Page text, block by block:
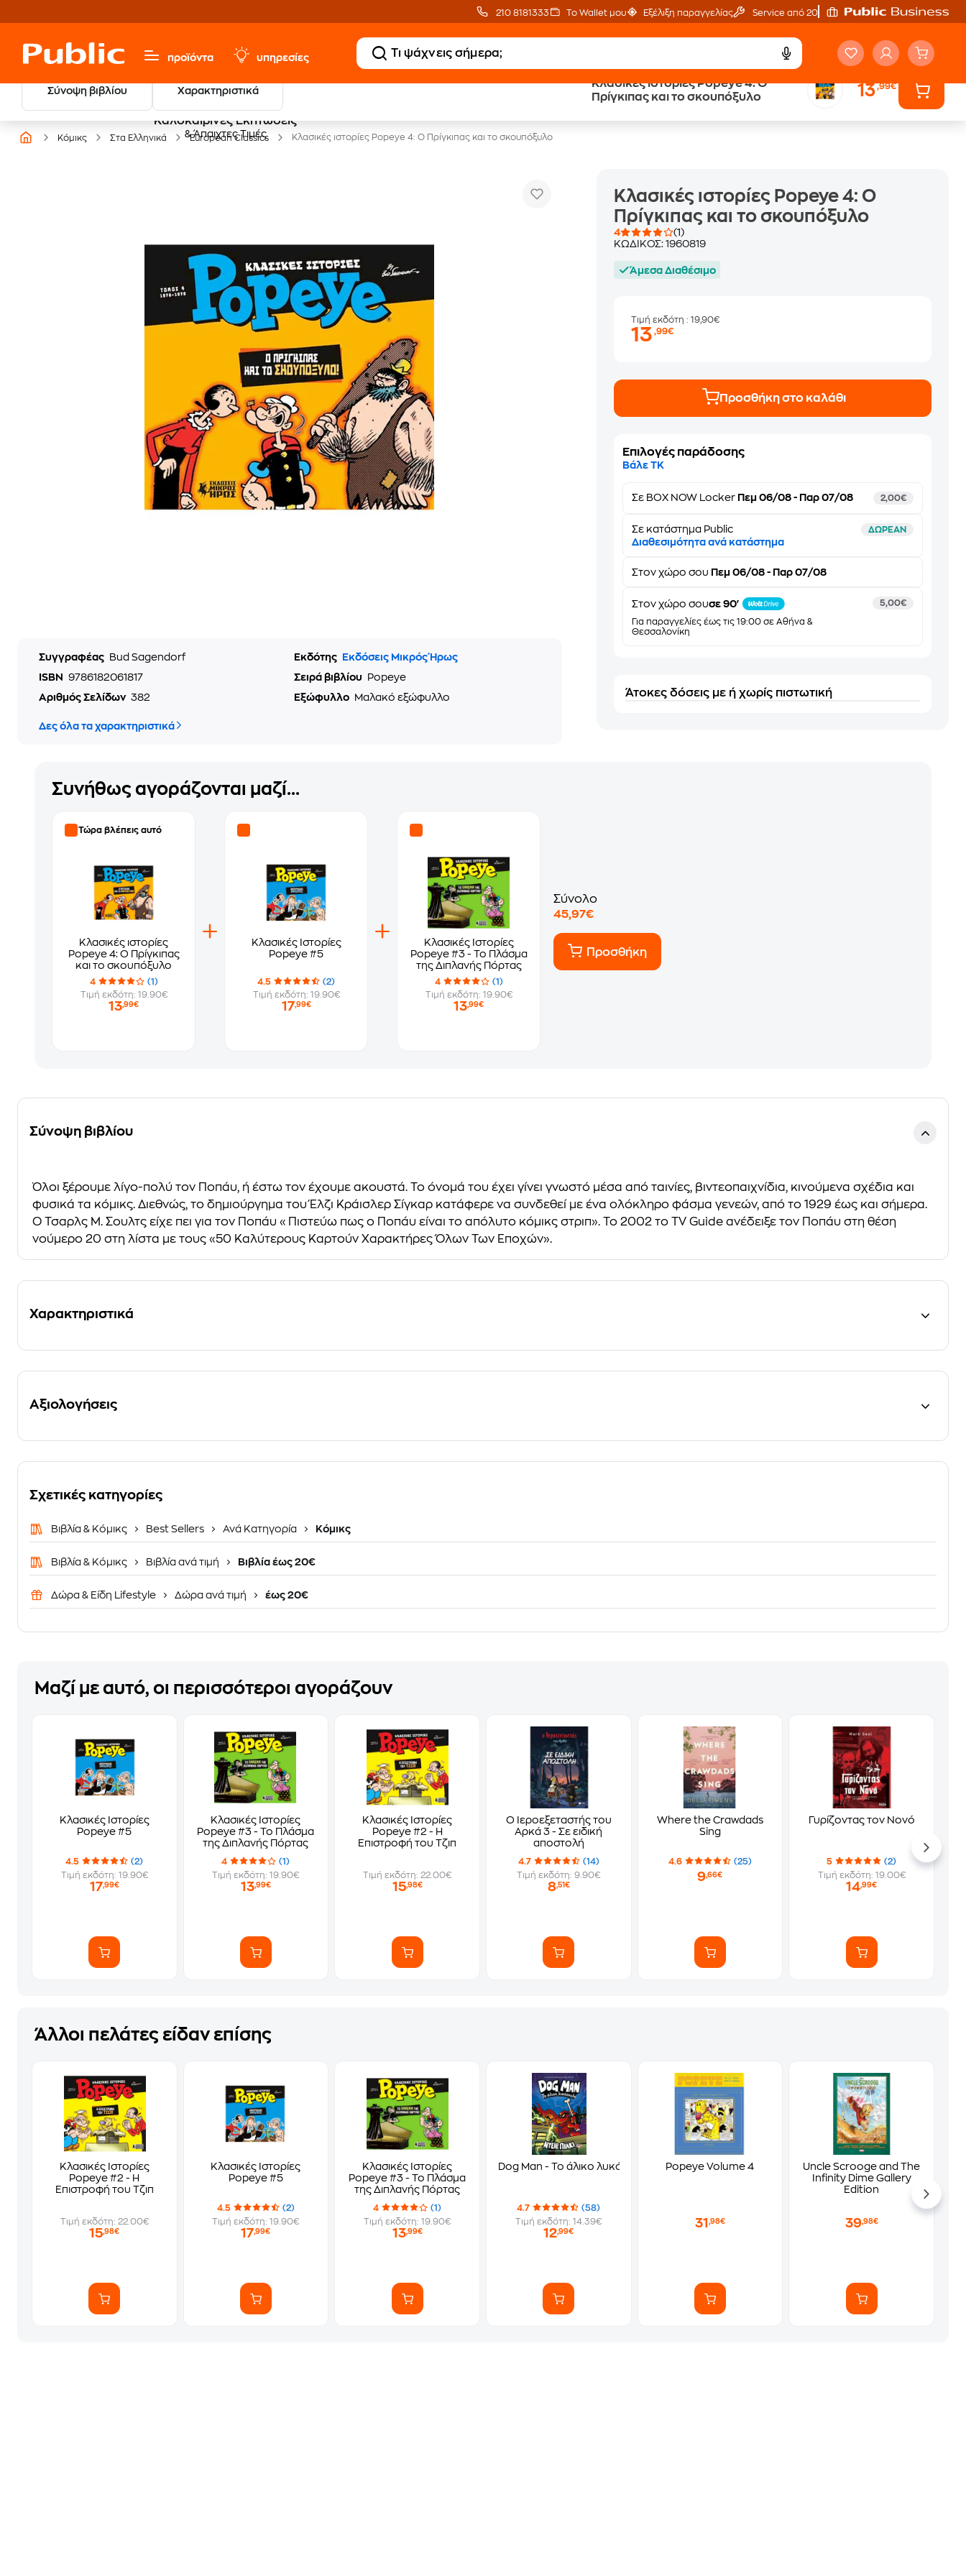
210 8181333 Το Wallet μου Εξέλιξη παραγγελίας Service από 20'
προϊόντα υπηρεσίες
Σύνοψη βιβλίου Χαρακτηριστικά
Κλασικές ιστορίες Popeye 4: Ο
Πρίγκιπας και το σκουπόξυλο
13,99€
Καλοκαιρινές Εκπτώσεις
& Άπαιχτες Τιμές
Δωρεάν Μεταφορικά Έλα στον κόσμο
Κόμικς Στα Ελληνικά European Classics Κλασικές ιστορίες Popeye 4: Ο Πρίγκιπας και το σκουπόξυλο
Συγγραφέας Bud Sagendorf Εκδότης
Εκδόσεις Μικρός Ήρως
ISBN
9786182061817 Σειρά βιβλίου
Popeye
Αριθμός Σελίδων 382 Εξώφυλλο Μαλακό εξώφυλλο
Δες όλα τα χαρακτηριστικά
Κλασικές ιστορίες Popeye 4: Ο
Πρίγκιπας και το σκουπόξυλο
4
(1)
ΚΩΔΙΚΟΣ:1960819
Άμεσα Διαθέσιμο
Τιμή εκδότη: 19,90€
13,99€
Προσθήκη στο καλάθι
Επιλογές παράδοσης
Βάλε ΤΚ
Σε BOX NOW Locker Πεμ 06/08 - Παρ 07/08 2,00€
Σε κατάστημα Public ΔΩΡΕΑΝ
Διαθεσιμότητα ανά κατάστημα
Στονχώρο σου Πεμ 06/08 - Παρ 07/08
Στον χώρο σουσε 90'
Για παραγγελίες έως τις 19:00 σε Αθήνα &
Θεσσαλονίκη
5,00€
Άτοκες δόσεις με ή χωρίς πιστωτική
Συνήθως αγοράζονται μαζί...
Τώρα βλέπεις αυτό
Κλασικές ιστορίες
Popeye 4: Ο Πρίγκιπας
και το σκουπόξυλο
4
(1)
Τιμή εκδότη: 19.90€
13,99€
Κλασικές Ιστορίες
Popeye #5
4.5
(2)
Τιμή εκδότη: 19.90€
17,99€
Κλασικές Ιστορίες
Popeye #3 - Το Πλάσμα
της Διπλανής Πόρτας
4
(1)
Τιμή εκδότη: 19.90€
13,99€
Σύνολο
45,97€
Προσθήκη
Σύνοψη βιβλίου
Όλοι ξέρουμε λίγο-πολύ τον Ποπάυ, ή έστω τον έχουμε ακουστά. Το όνομά του έχει γίνει γνωστό μέσα από ταινίες, βιντεοπαιχνίδια, κινούμενα σχέδια και
φυσικά τα κόμικς. Διεθνώς, το δημιούργημα του Έλζι Κράισλερ Σίγκαρ κατάφερε να συνδεθεί με ένα ολόκληρο φάσμα γενεών, από το 1929 έως και σήμερα.
Ο Τσαρλς Μ. Σουλτς είχε πει για τον Ποπάυ «Πιστεύω πως ο Ποπάυ είναι το απόλυτο κόμικς στριπ». Το 2002 το TV Guide ανέδειξε τον Ποπάυ στη θέση
νούμερο 20 στη λίστα με τους «50 Καλύτερους Καρτούν Χαρακτήρες Όλων Των Εποχών».
Χαρακτηριστικά
Αξιολογήσεις
Σχετικές κατηγορίες
Βιβλία & Κόμικς Best Sellers Ανά Κατηγορία Κόμικς
Βιβλία & Κόμικς Βιβλία ανά τιμή Βιβλία έως 20€
Δώρα & Είδη Lifestyle Δώρα ανά τιμή έως 20€
Μαζί με αυτό, οι περισσότεροι αγοράζουν
Κλασικές Ιστορίες
Popeye #5
4.5
(2)
Τιμή εκδότη: 19.90€
17,99€
Κλασικές Ιστορίες
Popeye #3 - Το Πλάσμα
της Διπλανής Πόρτας
4
(1)
Τιμή εκδότη: 19.90€
13,99€
Κλασικές Ιστορίες
Popeye #2 - Η
Επιστροφή του Τζιπ
Τιμή εκδότη: 22.00€
15,98€
Ο Ιεροεξεταστής του
Αρκά 3 - Σε ειδική
αποστολή
4.7
(14)
Τιμή εκδότη: 9.90€
8,51€
Where the Crawdads
Sing
4.6 (25)
9,66€
Γυρίζοντας τον Νονό
5
(2)
Τιμή εκδότη: 19.00€
14,99€
Άλλοι πελάτες είδαν επίσης
Κλασικές Ιστορίες
Popeye #2 - Η
Επιστροφή του Τζιπ
Τιμή εκδότη: 22.00€
15,98€
Κλασικές Ιστορίες
Popeye #5
4.5
(2)
Τιμή εκδότη: 19.90€
17,99€
Κλασικές Ιστορίες
Popeye #3 - Το Πλάσμα
της Διπλανής Πόρτας
4
(1)
Τιμή εκδότη: 19.90€
13,99€
Dog Man - Το άλικο λυκόσκυλο
4.7
(58)
Τιμή εκδότη: 14.39€
12,99€
Popeye Volume 4
31 ,98€
Uncle Scrooge and The
Infinity Dime Gallery
Edition
39,98€